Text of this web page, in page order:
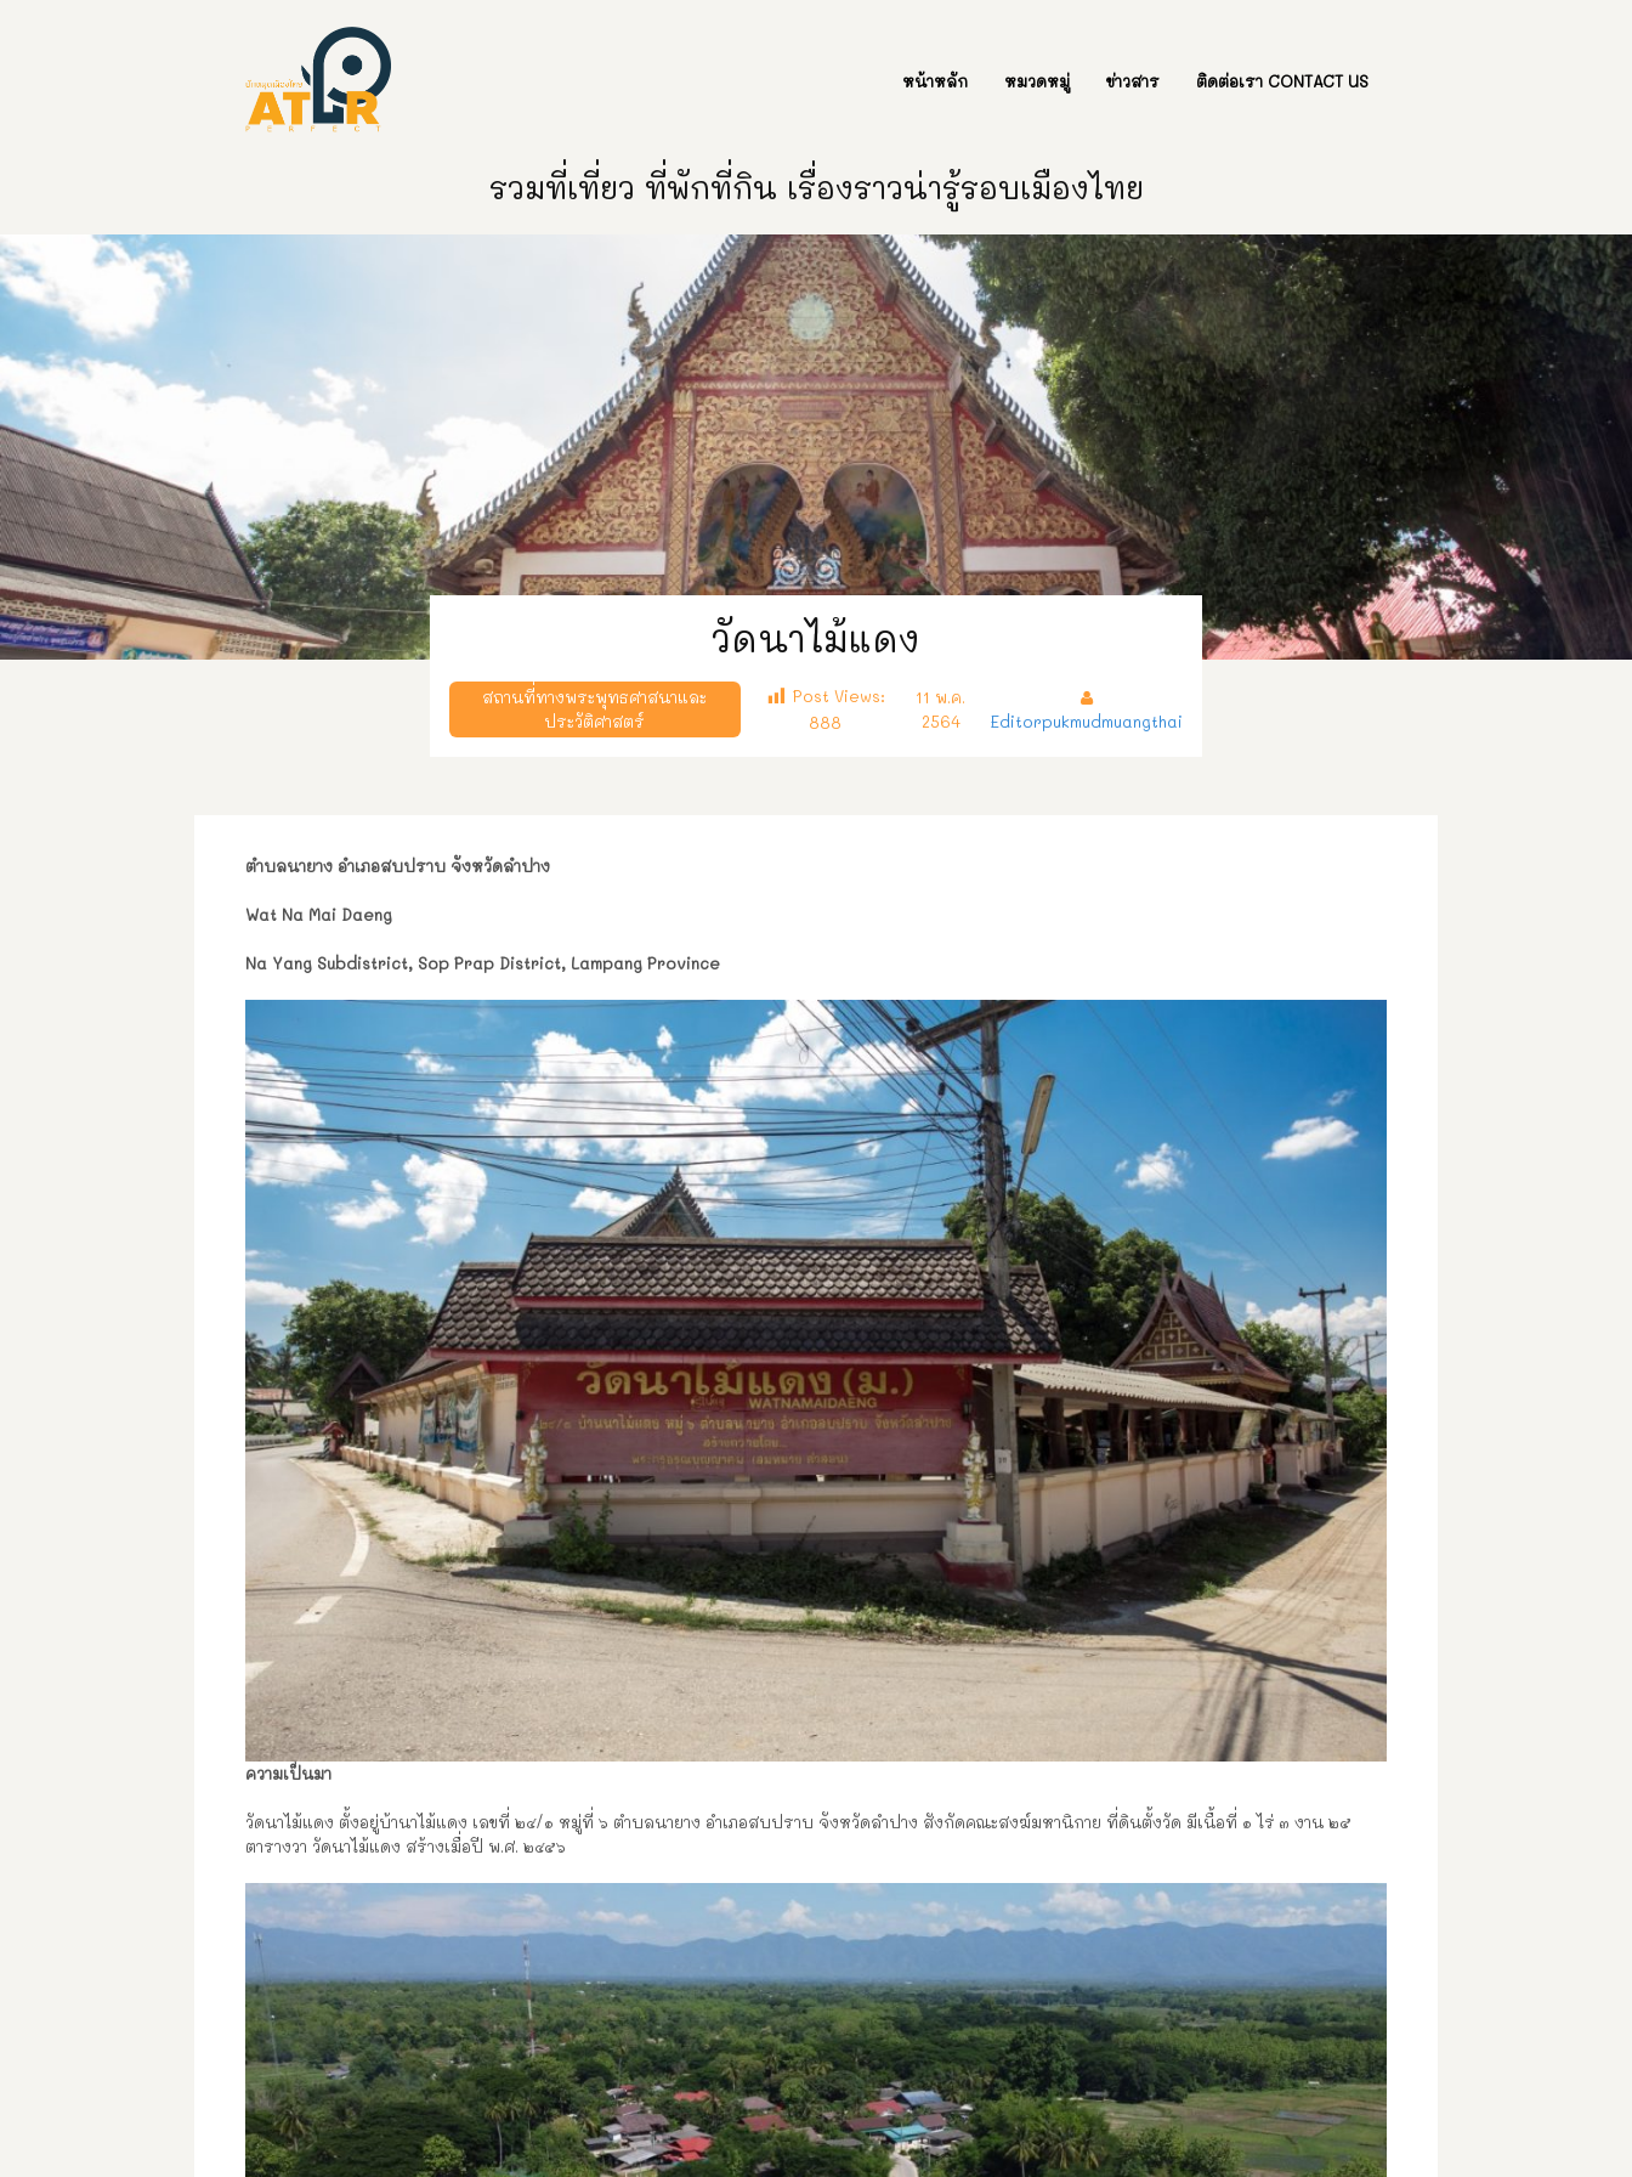
หน้าหลัก หมวดหมู่ ข่าวสาร ติดต่อเรา CONTACT US
รวมที่เที่ยว ที่พักที่กิน เรื่องราวน่ารู้รอบเมืองไทย
วัดนาไม้แดง
สถานที่ทางพระพุทธศาสนาและ
ประวัติศาสตร์
Post Views:
888
11 พ.ค.
2564
Editorpukmudmuangthai
ตำบลนายาง อำเภอสบปราบ จังหวัดลำปาง
Wat Na Mai Daeng
Na Yang Subdistrict, Sop Prap District, Lampang Province
ความเป็นมา
วัดนาไม้แดง ตั้งอยู่บ้านาไม้แดง เลขที่ ๒๔/๑ หมู่ที่ ๖ ตำบลนายาง อำเภอสบปราบ จังหวัดลำปาง สังกัดคณะสงฆ์มหานิกาย ที่ดินตั้งวัด มีเนื้อที่ ๑ ไร่ ๓ งาน ๒๕
ตารางวา วัดนาไม้แดง สร้างเมื่อปี พ.ศ. ๒๔๕๖